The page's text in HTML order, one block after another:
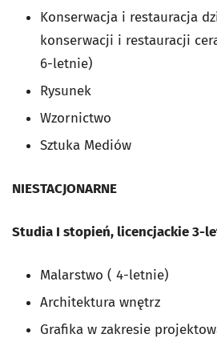
Konserwacja i restauracja
konserwacji i restauracji
6-letnie)
Rysunek
Wzornictwo
Sztuka Mediów
NIESTACJONARNE
Studia I stopień, licencjackie 3-
Malarstwo ( 4-letnie)
Architektura wnętrz
Grafika w zakresie